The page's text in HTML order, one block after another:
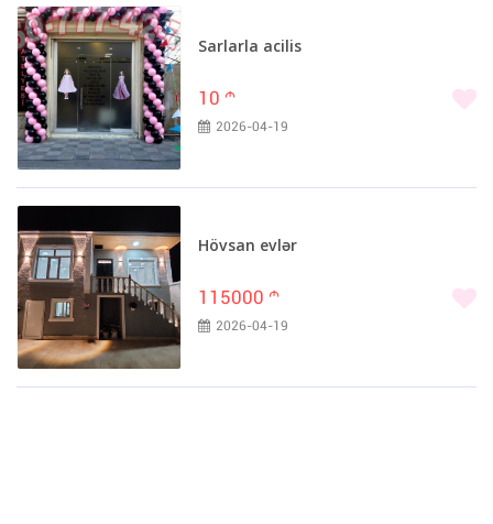
Sarlarla acilis
10 m
2026-04-19
Hövsan evlər
115000 m
2026-04-19